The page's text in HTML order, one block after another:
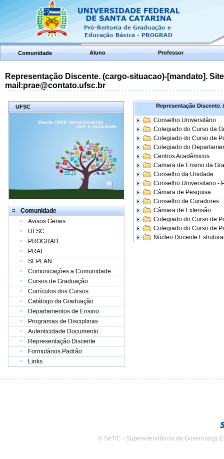
Comunidade Aluno Professor
Representação Discente. (cargo-situacao)-[mandato].
mail:prae@contato.ufsc.br
UFSC
Comunidade
Avisos Gerais
UFSC
PROGRAD
PRAE
SEPLAN
Comunicações a Comunidade
Cursos de Graduação
Currículos dos Cursos
Catálogo da Graduação
Departamentos de Ensino
Programas de Disciplinas
Autenticidade Documento
Representação Discente
Formulários Padrão
Links
Representação Discente.
Conselho Universitário
Colegiado do Curso da
Colegiado do Curso de
Colegiado do
Centros Acadêmicos
Camara de Ensino da
Conselho da Unidade
Conselho Universitario -
Câmara de Pesquisa
Conselho de Curadores
Câmara de Extensão
Colegiado do Curso de
Colegiado do Curso de
Núcleo Docente
© SeTIC - Superintendência de Governança